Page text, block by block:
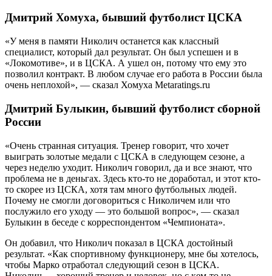
Дмитрий Хомуха, бывший футболист ЦСКА
«У меня в памяти Николич останется как классный
специалист, который дал результат. Он был успешен и в
«Локомотиве», и в ЦСКА. А ушел он, потому что ему это
позволил контракт. В любом случае его работа в России была
очень неплохой», — сказал Хомуха Metaratings.ru
Дмитрий Булыкин, бывший футболист сборной
России
«Очень странная ситуация. Тренер говорит, что хочет
выиграть золотые медали с ЦСКА в следующем сезоне, а
через неделю уходит. Николич говорил, да и все знают, что
проблема не в деньгах. Здесь кто-то не доработал, и этот кто-
то скорее из ЦСКА, хотя там много футбольных людей.
Почему не смогли договориться с Николичем или что
послужило его уходу — это большой вопрос», — сказал
Булыкин в беседе с корреспондентом «Чемпионата».
Он добавил, что Николич показал в ЦСКА достойный
результат. «Как спортивному функционеру, мне бы хотелось,
чтобы Марко отработал следующий сезон в ЦСКА.